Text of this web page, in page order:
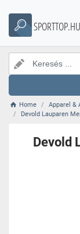
SPORTTOP.HU
Home Apparel &
Devold Lauparen
Devold